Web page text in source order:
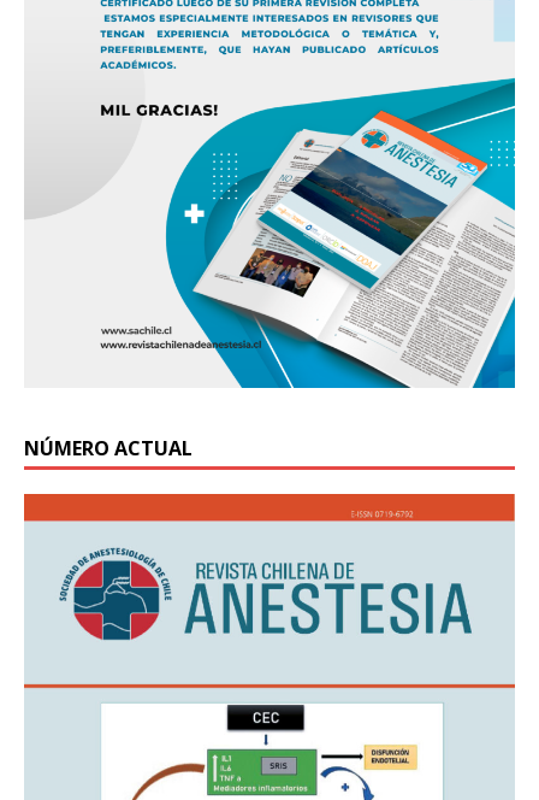
NÚMERO ACTUAL